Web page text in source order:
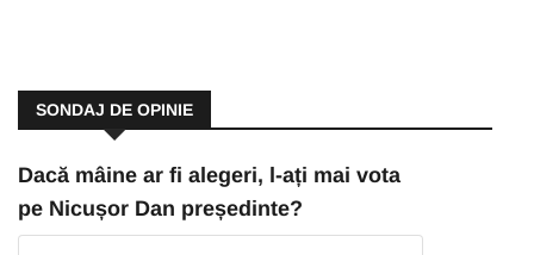
SONDAJ DE OPINIE
Dacă mâine ar fi alegeri, l-ați mai vota
pe Nicușor Dan președinte?